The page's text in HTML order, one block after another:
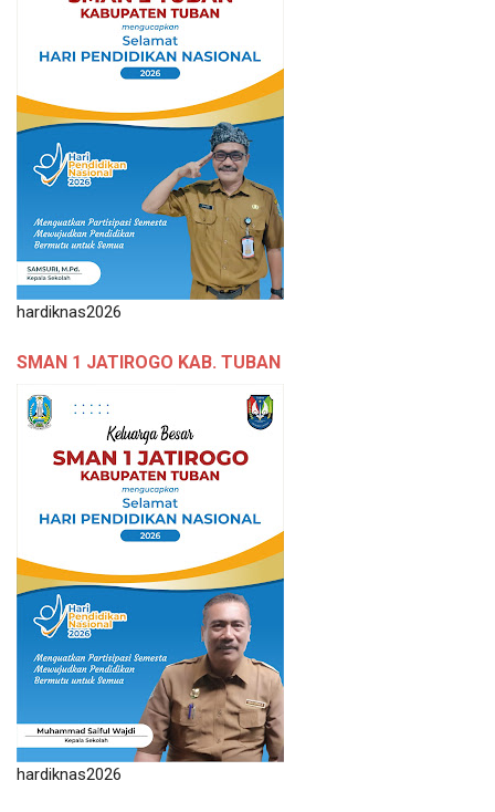
hardiknas2026
SMAN 1 JATIROGO KAB. TUBAN
hardiknas2026